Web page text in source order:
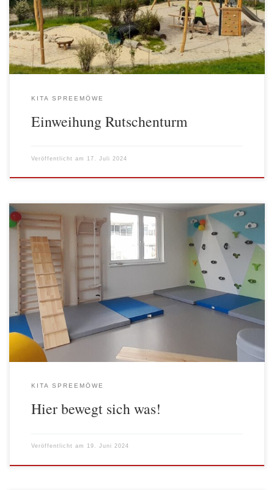
Ende des ersten Kita-Jahres können wir nun feierlich verkünden:
„Here it is!“ (Hier ist sie!) Gemäß den Wünschen der Kinder, […]
KITA SPREEMÖWE
Einweihung Rutschenturm
Veröffentlicht am 17. Juli 2024
Dieses Motto bedeutet für die AWO Kita Alt-Stralau
gleichermaßen, … die Fertigstellung und Ausgestaltung des Kita-
Neubaus, … das Tun und die Entwicklung der anvertrauten
Kinder. Am 12. Juni wurde nach langer Wartezeit endlich der neu
eingerichtete Bewegungsraum eingeweiht. Mit einem
Sandsäckchen als symbolischer Eintrittskarte durften die ersten
Kinder in […]
KITA SPREEMÖWE
Hier bewegt sich was!
Veröffentlicht am 19. Juni 2024